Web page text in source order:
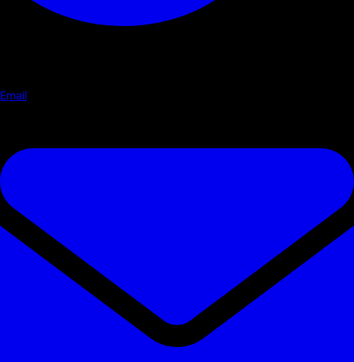
Email